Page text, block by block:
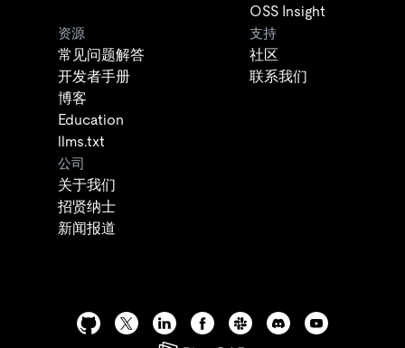
OSS Insight
资源
常见问题解答
开发者手册
博客
Education
llms.txt
支持
社区
联系我们
公司
关于我们
招贤纳士
新闻报道